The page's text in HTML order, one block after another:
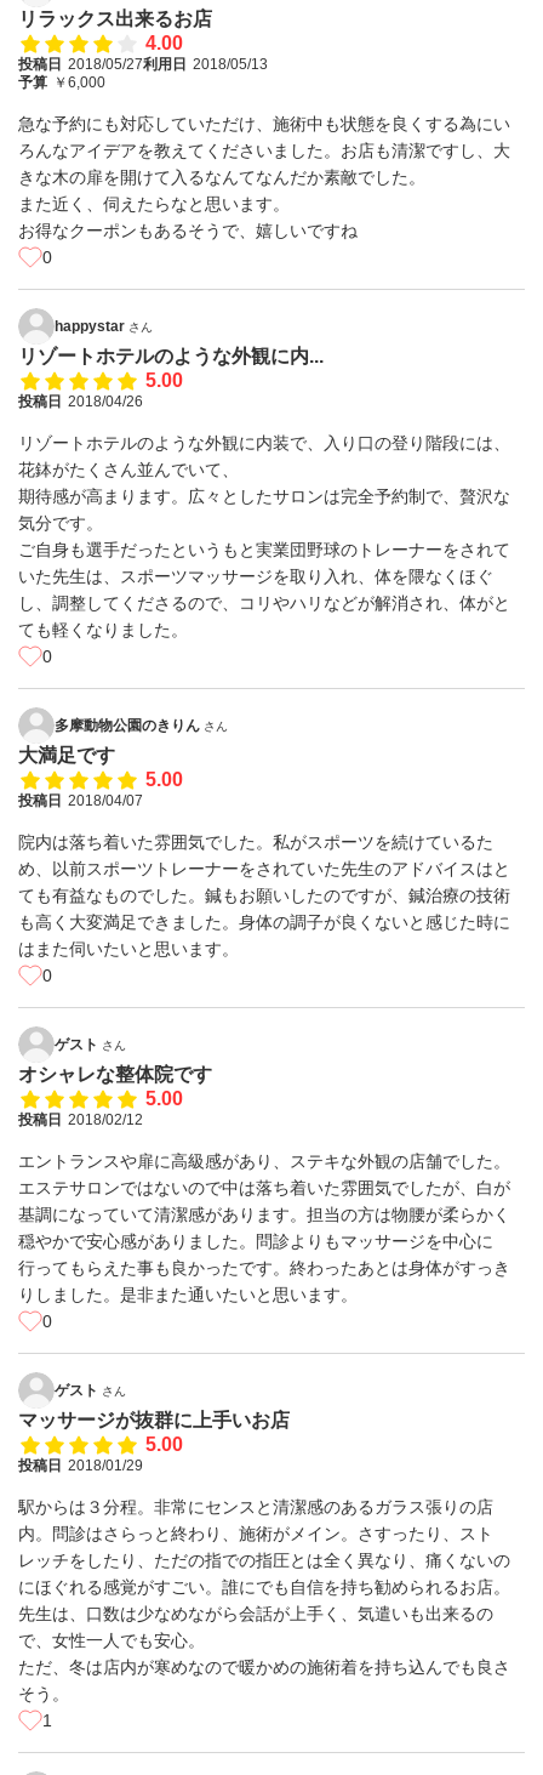
リラックス出来るお店
4.00
投稿日 2018/05/27利用日 2018/05/13
予算 ￥6,000
急な予約にも対応していただけ、施術中も状態を良くする為にい
ろんなアイデアを教えてくださいました。お店も清潔ですし、大
きな木の扉を開けて入るなんてなんだか素敵でした。
また近く、伺えたらなと思います。
お得なクーポンもあるそうで、嬉しいですね
0
happystar さん
リゾートホテルのような外観に内...
5.00
投稿日 2018/04/26
リゾートホテルのような外観に内装で、入り口の登り階段には、
花鉢がたくさん並んでいて、
期待感が高まります。広々としたサロンは完全予約制で、贅沢な
気分です。
ご自身も選手だったというもと実業団野球のトレーナーをされて
いた先生は、スポーツマッサージを取り入れ、体を隈なくほぐ
し、調整してくださるので、コリやハリなどが解消され、体がと
ても軽くなりました。
0
多摩動物公園のきりん さん
大満足です
5.00
投稿日 2018/04/07
院内は落ち着いた雰囲気でした。私がスポーツを続けているた
め、以前スポーツトレーナーをされていた先生のアドバイスはと
ても有益なものでした。鍼もお願いしたのですが、鍼治療の技術
も高く大変満足できました。身体の調子が良くないと感じた時に
はまた伺いたいと思います。
0
ゲスト さん
オシャレな整体院です
5.00
投稿日 2018/02/12
エントランスや扉に高級感があり、ステキな外観の店舗でした。
エステサロンではないので中は落ち着いた雰囲気でしたが、白が
基調になっていて清潔感があります。担当の方は物腰が柔らかく
穏やかで安心感がありました。問診よりもマッサージを中心に
行ってもらえた事も良かったです。終わったあとは身体がすっき
りしました。是非また通いたいと思います。
0
ゲスト さん
マッサージが抜群に上手いお店
5.00
投稿日 2018/01/29
駅からは３分程。非常にセンスと清潔感のあるガラス張りの店
内。問診はさらっと終わり、施術がメイン。さすったり、スト
レッチをしたり、ただの指での指圧とは全く異なり、痛くないの
にほぐれる感覚がすごい。誰にでも自信を持ち勧められるお店。
先生は、口数は少なめながら会話が上手く、気遣いも出来るの
で、女性一人でも安心。
ただ、冬は店内が寒めなので暖かめの施術着を持ち込んでも良さ
そう。
1